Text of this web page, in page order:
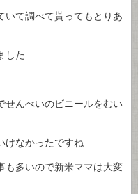
いて調べて貰ってもとりあ
した
せんべいのビニールをむい
けなかったですね
も多いので新米ママは大変